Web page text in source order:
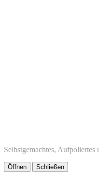
Selbstgemachtes,
Öffnen Schließen